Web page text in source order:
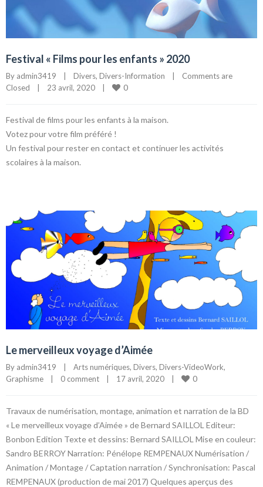
Festival « Films pour les enfants » 2020
By admin3419 Divers, Divers-Information
Comments are
Closed
23 avril, 2020 0
Festival de films pour les enfants à la maison.
Votez pour votre film préféré !
Un festival pour rester en contact et continuer les activités
scolaires à la maison.
Le merveilleux voyage d’Aimée
By admin3419 | Arts numériques, Divers, Divers-VideoWork
Graphisme
| 0 comment | 17 avril, 2020 | 0
Travaux de numérisation, montage, animation et narration de la BD
« Le merveilleux voyage d’Aimée » de Bernard SAILLOL Editeur:
Bonbon Edition Texte et dessins: Bernard SAILLOL Mise en couleur:
Sandro BERROY Narration: Pénélope REMPENAUX Numérisation /
Animation / Montage / Captation narration / Synchronisation: Pascal
REMPENAUX (production de mai 2017) Quelques aperçus des